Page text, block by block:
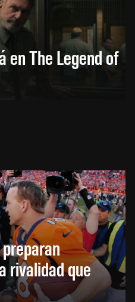
en The Legend of
rivalidad que